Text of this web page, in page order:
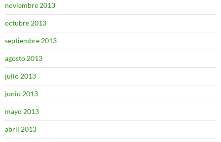
noviembre 2013
octubre 2013
septiembre 2013
agosto 2013
julio 2013
junio 2013
mayo 2013
abril 2013